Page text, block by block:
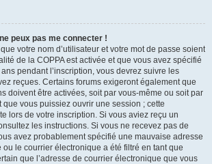
peux pas me connecter !
votre nom d’utilisateur et votre mot de passe soient
de la COPPA est activée et que vous avez spécifié
pendant l’inscription, vous devrez suivre les
reçues. Certains forums exigeront également que
doivent être activées, soit par vous-même ou soit par
que vous puissiez ouvrir une session ; cette
lors de votre inscription. Si vous aviez reçu un
les instructions. Si vous ne recevez pas de
avez probablement spécifié une mauvaise adresse
le courrier électronique a été filtré en tant que
que l’adresse de courrier électronique que vous